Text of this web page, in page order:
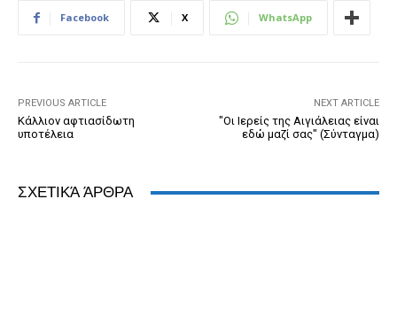
b
k
n
e
A dI
Facebook X WhatsApp
PREVIOUS ARTICLE
Kάλλιον αφτιασίδωτη
υποτέλεια
NEXT ARTICLE
"Οι Ιερείς της Αιγιάλειας είναι
εδώ μαζί σας" (Σύνταγμα)
ΣΧΕΤΙΚΆ ΆΡΘΡΑ